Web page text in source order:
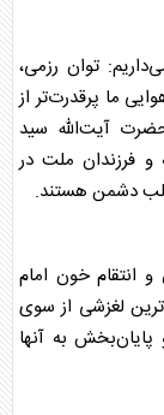
توان رزمی،
ما پرقدرت‌تر از
آیت‌الله سید
و فرزندان ملت در
دشمن هستند.
خون امام
لغزشی از سوی
به آنها